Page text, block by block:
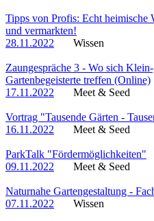
Tipps von Profis: Echt heimische
und vermarkten!
28.11.2022
Wissen
Zaungespräche 3 - Wo sich
Gartenbegeisterte treffen (Online)
17.11.2022
Meet & Seed
Vortrag "Tausende Gärten -
16.11.2022
Meet & Seed
ParkTalk "Fördermöglichkeiten"
09.11.2022
Meet & Seed
Naturnahe Gartengestaltung -
07.11.2022
Wissen